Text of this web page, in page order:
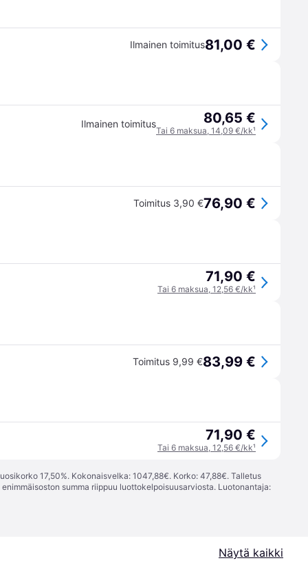
Ilmainen toimitus81,00 €
Ilmainen toimitus 80,65 €
Tai 6 maksua, 14,09 €/kk¹
Toimitus 3,90 €76,90 €
71,90 €
Tai 6 maksua, 12,56 €/kk¹
Toimitus 9,99 €83,99 €
71,90 €
Tai 6 maksua, 12,56 €/kk¹
17,50%. Kokonaisvelka: 1047,88€. Korko: 47,88€. Talletus
summa riippuu luottokelpoisuusarviosta. Luotonantaja:
Näytä kaikki